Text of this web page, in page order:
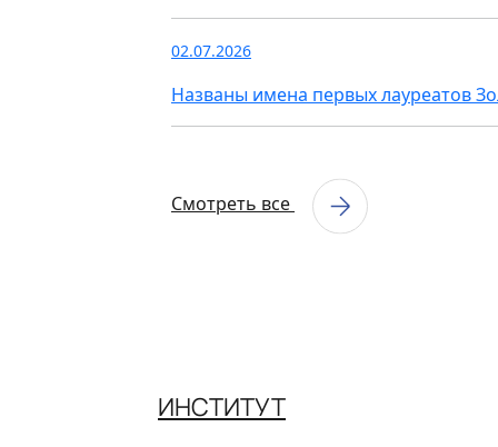
02.07.2026
Названы имена первых лауреатов
Смотреть все
ИНСТИТУТ